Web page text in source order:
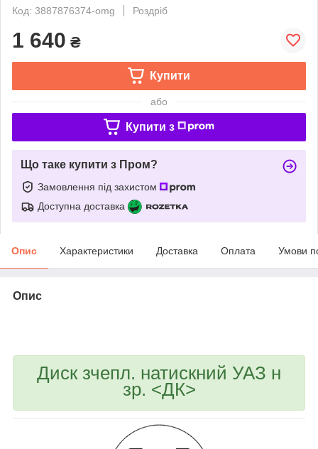
Код: 3887876374-omg
Роздріб
1 640 ₴
Купити
або
Купити з
Що таке купити з Пром?
Замовлення під захистом
Доступна доставка
Опис Характеристики Доставка Оплата Умови
Опис
Диск зчепл. натискний УАЗ н
зр. <ДК>